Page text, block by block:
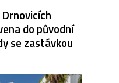
do původní
se zastávkou